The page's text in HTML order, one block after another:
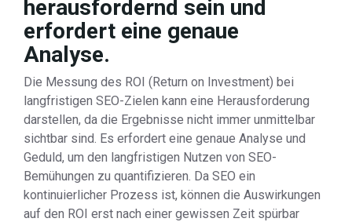
herausfordernd sein und
erfordert eine genaue
Analyse.
Die Messung des ROI (Return on Investment) bei
langfristigen SEO-Zielen kann eine Herausforderung
darstellen, da die Ergebnisse nicht immer unmittelbar
sichtbar sind. Es erfordert eine genaue Analyse und
Geduld, um den langfristigen Nutzen von SEO-
Bemühungen zu quantifizieren. Da SEO ein
kontinuierlicher Prozess ist, können die Auswirkungen
auf den ROI erst nach einer gewissen Zeit spürbar